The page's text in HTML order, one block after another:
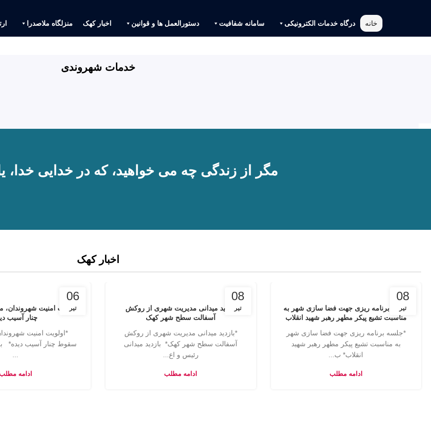
خانه درگاه خدمات الکترونیکی سامانه شفافیت دستورالعمل ها و قوانین اخبار کهک منزلگاه ملاصدرا
خدمات شهروندی
مگر از زندگی چه می خواهید، که در خدایی
اخبار کهک
08
تیر
جلسه برنامه ریزی جهت فضا سازی شهر به
مناسبت تشیع پیکر مطهر رهبر شهید انقلاب
*جلسه برنامه ریزی جهت فضا سازی شهر
به مناسبت تشیع پیکر مطهر رهبر شهید
انقلاب* ب...
ادامه مطلب
08
تیربازدید میدانی مدیریت شهری از روکش
آسفالت سطح شهر کهک
*بازدید میدانی مدیریت شهری از روکش
آسفالت سطح شهر کهک* بازدید میدانی
رئیس و اع...
ادامه مطلب
06
تیر
اولویت امنیت
چنار آسیب
*اولویت امنیت
سقوط چنار آسیب دیده*
ادامه